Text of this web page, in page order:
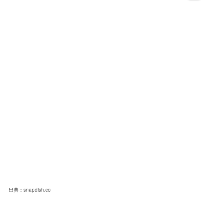
出典：snapdish.co